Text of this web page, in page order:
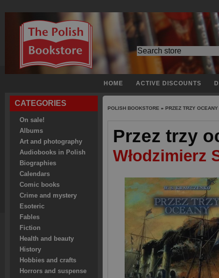
HOME ACTIVE DISCOUNTS
CATEGORIES
On sale!
Albums
Art and photography
Audiobooks in Polish
Biographies
Calendars
Comic books
Crime and mystery
Esoteric
Fables
Fiction
Health and beauty
History
Hobbies and crafts
Horrors and suspense
POLISH BOOKSTORE » PRZEZ TRZY OCEANY
Przez trzy
Włodzimierz